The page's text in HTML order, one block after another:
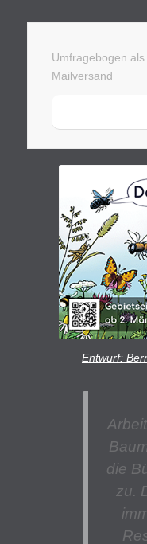
Umfragebogen
Mailversand
Entwurf:
die
zu.